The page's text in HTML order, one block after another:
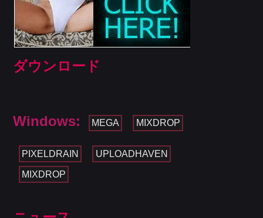
ダウンロード
Windows: MEGA MIXDROP
PIXELDRAIN UPLOADHAVEN
MIXDROP